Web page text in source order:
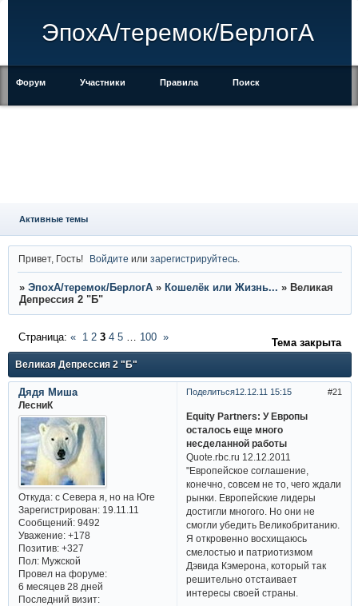
ЭпохА/теремок/БерлогА
Форум Участники Правила Поиск
Активные темы
Привет, Гость! Войдите илизарегистрируйтесь
» ЭпохА/теремок/БерлогА » Кошелёк или Жизнь... » Великая
Депрессия 2 "Б"
Великая Депрессия 2 "Б"
Страница: « 1 2 3 4 5 … 100 » Тема закрыта
Поделиться 21
12.12.11 15:15
Дядя Миша
ЛесниК
Откуда:с Севера я, но на Юге
Зарегистрирован: 19.11.11
Сообщений:9492
Уважение: +178
Позитив: +327
Пол:Мужской
Провел на форуме:
6 месяцев 28 дней
Последний визит:
Equity Partners: У Европы
осталось еще много
несделанной работы
Quote.rbc.ru 12.12.2011
"Европейское соглашение,
конечно, совсем не то, чего ждали
рынки. Европейские лидеры
достигли многого. Но они не
смогли убедить Великобританию.
Я откровенно восхищаюсь
смелостью и патриотизмом
Дэвида Кэмерона, который так
решительно отстаивает
интересы своей страны.